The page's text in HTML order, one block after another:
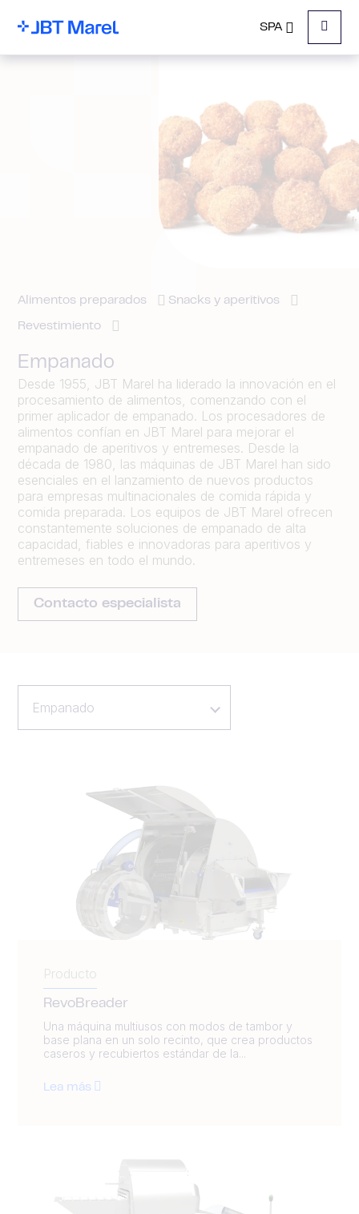
SPA
Menu
Alimentos preparados Snacks y aperitivos
Revestimiento
Empanado
Desde 1955, JBT Marel ha liderado la innovación en el
procesamiento de alimentos, comenzando con el
primer aplicador de empanado. Los procesadores de
alimentos confían en JBT Marel para mejorar el
empanado de aperitivos y entremeses. Desde la
década de 1980, las máquinas de JBT Marel han sido
esenciales en el lanzamiento de nuevos productos
para empresas multinacionales de comida rápida y
comida preparada. Los equipos de JBT Marel ofrecen
constantemente soluciones de empanado de alta
capacidad, fiables e innovadoras para aperitivos y
entremeses en todo el mundo.
Contacto especialista
Empanado
Producto
RevoBreader
Una máquina multiusos con modos de tambor y
base plana en un solo recinto, que crea productos
caseros y recubiertos estándar de la...
Lea más